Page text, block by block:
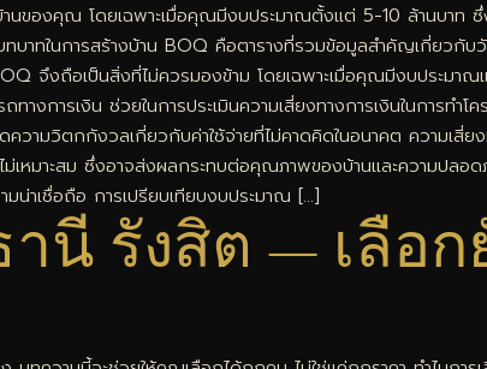
นของคุณ โดยเฉพาะเมื่อคุณมีงบประมาณตั้งแต่ 5-10 ล้านบาท
ทบาทในการสร้างบ้าน BOQ คือตารางที่รวมข้อมูลสำคัญเกี่ยว
จึงถือเป็นสิ่งที่ไม่ควรมองข้าม โดยเฉพาะเมื่อคุณมีงบประมาณ
างการเงิน ช่วยในการประเมินความเสี่ยงทางการเงินในการท
วามวิตกกังวลเกี่ยวกับค่าใช้จ่ายที่ไม่คาดคิดในอนาคต ความเสี่
เหมาะสม ซึ่งอาจส่งผลกระทบต่อคุณภาพของบ้านและความป
น่าเชื่อถือ การเปรียบเทียบงบประมาณ […]
นี รังสิต — เลือก